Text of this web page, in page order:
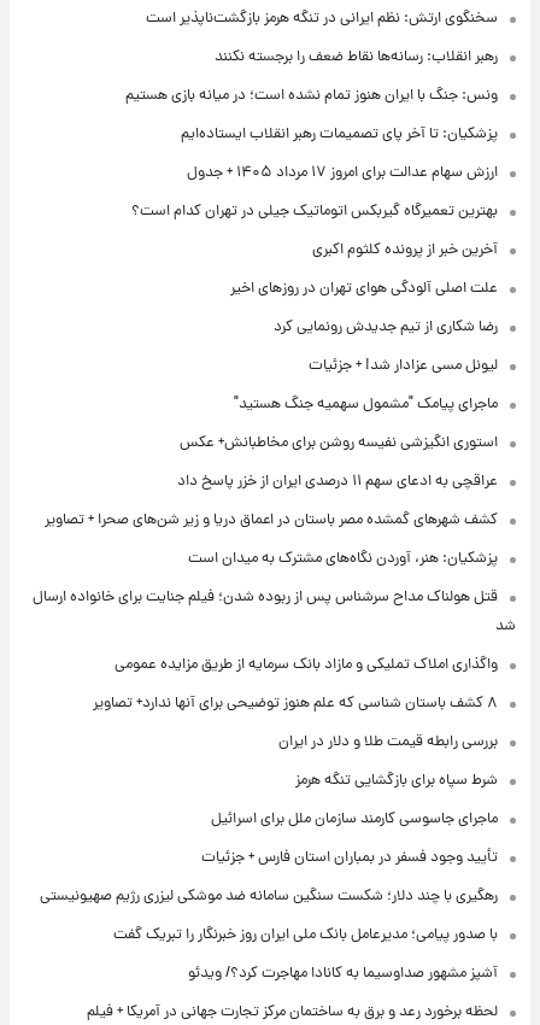
سخنگوی ارتش: نظم ایرانی در تنگه هرمز بازگشت‌ناپذیر است
رهبر انقلاب: رسانه‌ها نقاط ضعف را برجسته نکنند
ونس: جنگ با ایران هنوز تمام نشده است؛ در میانه بازی هستیم
پزشکیان: تا آخر پای تصمیمات رهبر انقلاب ایستاده‌ایم
ارزش سهام عدالت برای امروز ۱۷ مرداد ۱۴۰۵ + جدول
بهترین تعمیرگاه گیربکس اتوماتیک جیلی در تهران کدام است؟
آخرین خبر از پرونده کلثوم اکبری
علت اصلی آلودگی هوای تهران در روزهای اخیر
رضا شکاری از تیم جدیدش رونمایی کرد
لیونل مسی عزادار شد! + جزئیات
ماجرای پیامک "مشمول سهمیه جنگ هستید"
استوری انگیزشی نفیسه روشن برای مخاطبانش+ عکس
عراقچی به ادعای سهم ۱۱ درصدی ایران از خزر پاسخ داد
کشف شهرهای گمشده مصر باستان در اعماق دریا و زیر شن‌های صحرا + تصاویر
پزشکیان: هنر، آوردن نگاه‌های مشترک به میدان است
قتل هولناک مداح سرشناس پس از ربوده شدن؛ فیلم جنایت برای خانواده ارسال
شد
واگذاری املاک تملیکی و مازاد بانک سرمایه از طریق مزایده عمومی
۸ کشف باستان شناسی که علم هنوز توضیحی برای آنها ندارد+ تصاویر
بررسی رابطه قیمت طلا و دلار در ایران
شرط سپاه برای بازگشایی تنگه هرمز
ماجرای جاسوسی کارمند سازمان ملل برای اسرائیل
تأیید وجود فسفر در بمباران استان فارس + جزئیات
رهگیری با چند دلار؛ شکست سنگین سامانه ضد موشکی لیزری رژیم صهیونیستی
با صدور پیامی؛ مدیرعامل بانک ملی ایران روز خبرنگار را تبریک گفت
آشپز مشهور صداوسیما به کانادا مهاجرت کرد؟/ ویدئو
لحظه برخورد رعد و برق به ساختمان مرکز تجارت جهانی در آمریکا + فیلم